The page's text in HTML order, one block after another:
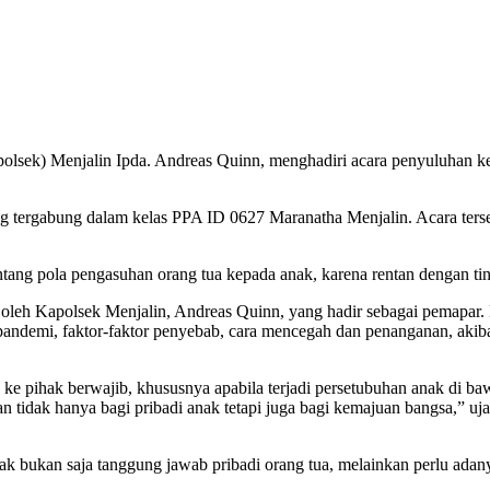
Menjalin Ipda. Andreas Quinn, menghadiri acara penyuluhan
dalam kelas PPA ID 0627 Maranatha Menjalin. Acara
pola pengasuhan orang tua kepada anak, karena rentan dengan
Kapolsek Menjalin, Andreas Quinn, yang hadir sebagai
faktor-faktor penyebab, cara mencegah dan penanganan,
pihak berwajib, khususnya apabila terjadi persetubuhan anak di
tidak hanya bagi pribadi anak tetapi juga bagi kemajuan bangsa,”
bukan saja tanggung jawab pribadi orang tua, melainkan perlu